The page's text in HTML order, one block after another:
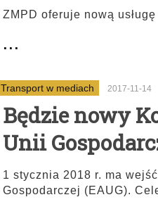
ZMPD oferuje nową
...
Transport w mediach 2017-11-14
Będzie nowy
Unii
1 stycznia 2018 r. ma
Gospodarczej (EAUG).